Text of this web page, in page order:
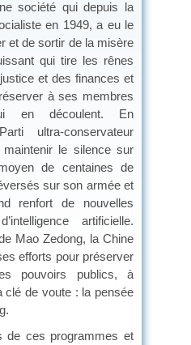
société qui depuis la
en 1949, a eu le
et de sortir de la misère
qui tire les rênes
et des finances et
à ses membres
en découlent. En
ultra-conservateur
le silence sur
de centaines de
sur son armée et
renfort de nouvelles
artificielle.
Mao Zedong, la Chine
efforts pour préserver
pouvoirs publics, à
clé de voute : la pensée
de ces programmes et